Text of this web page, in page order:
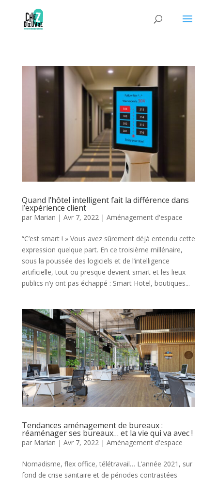
Quand l’hôtel intelligent fait la différence dans
l’expérience client
par Marian | Avr 7, 2022| Aménagement d'espace
“C’est smart ! » Vous avez sûrement déjà entendu cette
expression quelque part. En ce troisième millénaire,
sous la poussée des logiciels et de l’intelligence
artificielle, tout ou presque devient smart et les lieux
publics n’y ont pas échappé : Smart Hotel, boutiques...
Tendances aménagement de bureaux :
réaménager ses bureaux… et la vie qui va avec !
par Marian | Avr 7, 2022 | Aménagement d'espace
Nomadisme, flex office, télétravail… L’année 2021, sur
fond de crise sanitaire et de périodes contrastées